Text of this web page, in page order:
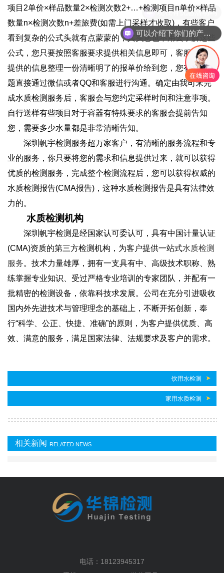
项目2单价×样品数量2×检测次数2+…+检测项目n单价×样品
数量n×检测次数n+差旅费(如需上门采样才收取)，有些客户
看到复杂的公式头就有点蒙蒙的，其实您也不用去了解这些
公式，您只要按照客服要求提供相关信息即可，客服通过您
提供的信息整理一份清晰明了的报单价给到您，您有任何问
题直接通过微信或者QQ和客服进行沟通。确定由我司来完
成水质检测服务后，客服会与您约定采样时间和注意事项。
自行送样有些项目对于容器有特殊要求的客服会提前告知
您，需要多少水量都是非常清晰告知。
深圳帆宇检测服务超万家客户，有清晰的服务流程和专
业的服务，你只要将您的需求和信息提供过来，就可以获得
优质的检测服务，完成整个检测流程后，您可以获得权威的
水质检测报告(CMA报告)，这种水质检测报告是具有法律效
力的。
水质检测机构
深圳帆宇检测是经国家认可委认可，具有中国计量认证
(CMA)资质的第三方检测机构，为客户提供一站式水质检测
服务。技术力量雄厚，拥有一支具有中、高级技术职称、熟
练掌握专业知识、受过严格专业培训的专家团队，并配有一
批精密的检测设备，依靠科技求发展。公司在充分引进吸收
国内外先进技术与管理理念的基础上，不断开拓创新，奉
行“科学、公正、快捷、准确”的原则，为客户提供优质、高
效、满意的服务，满足国家法律、法规要求及客户的需求。
饮用水检测
家用水质检测
相关新闻 RELATED NEWS
电话：18123945317
可以介绍下你们的产品么
现在有优惠活动吗